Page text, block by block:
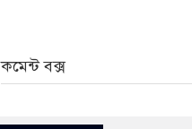
কমেন্ট বক্স